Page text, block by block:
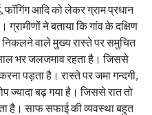
आदि को लेकर ग्राम प्रधान
ने बताया कि गांव के दक्षिण
वाले मुख्य रास्ते पर समुचित
भर जलजमाव रहता है। जिससे
पड़ता है। रास्ते पर जमा गन्दगी,
ज्यादा बढ़ गया है। जिससे रात तो
है। साफ सफाई की व्यवस्था बहुत